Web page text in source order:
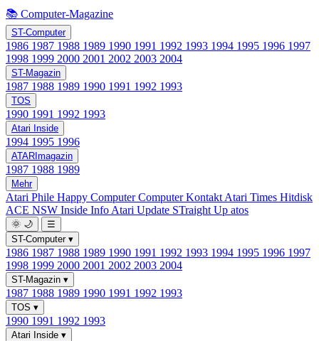
📚 Computer-Magazine
ST-Computer
1986 1987 1988 1989 1990 1991 1992 1993 1994 1995 1996 1997
1998 1999 2000 2001 2002 2003 2004
ST-Magazin
1987 1988 1989 1990 1991 1992 1993
TOS
1990 1991 1992 1993
Atari Inside
1994 1995 1996
ATARImagazin
1987 1988 1989
Mehr
Atari Phile Happy ComputerComputer Kontakt Atari Times Hitdisk
ACE NSW Inside Info Atari Update STraight Up atos
🌞 🌙
☰
ST-Computer ▾
1986 1987 1988 1989 1990 1991 1992 1993 1994 1995 1996 1997
1998 1999 2000 2001 2002 2003 2004
ST-Magazin ▾
1987 1988 1989 1990 1991 1992 1993
TOS ▾
1990 1991 1992 1993
Atari Inside ▾